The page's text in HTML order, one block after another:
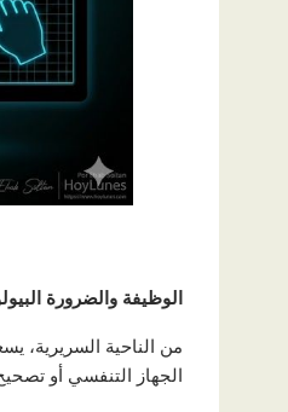
الوظيفة والضرورة
من الناحية السريرية،
الجهاز التنفسي أو